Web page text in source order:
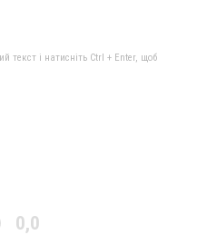
текст і натисніть Ctrl + Enter, щоб
0,0